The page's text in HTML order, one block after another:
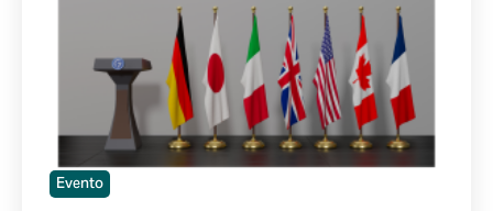
Evento